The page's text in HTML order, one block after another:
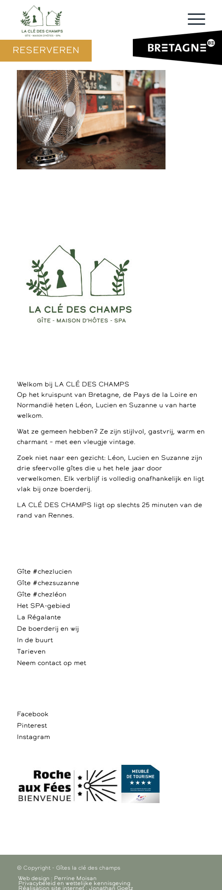
RESERVEREN
Welkom bij LA CLÉ DES CHAMPS
Op het kruispunt van Bretagne, de Pays de la Loire en
Normandië heten Léon, Lucien en Suzanne u van harte
welkom.
Wat ze gemeen hebben? Ze zijn stijlvol, gastvrij, warm en
charmant – met een vleugje vintage.
Zoek niet naar een gezicht: Léon, Lucien en Suzanne zijn
drie sfeervolle gîtes die u het hele jaar door
verwelkomen. Elk verblijf is volledig onafhankelijk en ligt
vlak bij onze boerderij.
LA CLÉ DES CHAMPS ligt op slechts 25 minuten van de
rand van Rennes.
Gîte #chezlucien
Gîte #chezsuzanne
Gîte #chezléon
Het SPA-gebied
La Régalante
De boerderij en wij
In de buurt
Tarieven
Neem contact op met
Facebook
Pinterest
Instagram
© Copyright - Gîtes la clé des champs
Web design : Perrine Moisan
Privacybeleid en wettelijke kennisgeving
Réalisation site internet : Jonathan Goetz